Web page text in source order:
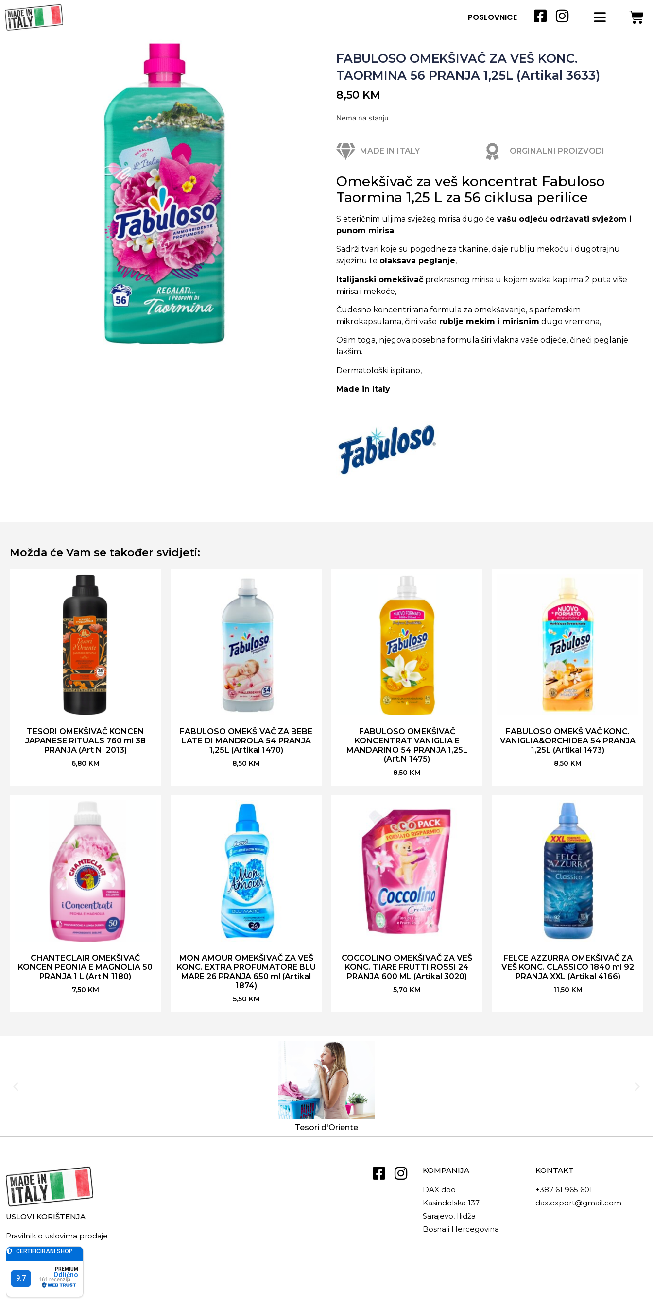
POSLOVNICE
FABULOSO OMEKŠIVAČ ZA VEŠ KONC.
TAORMINA 56 PRANJA 1,25L (Artikal 3633)
8,50 KM
Nema na stanju
MADE IN ITALY ORGINALNI PROIZVODI
Omekšivač za veš koncentrat Fabuloso
Taormina 1,25 L za 56 ciklusa perilice
S eteričnim uljima svježeg mirisa dugo će vašu odjeću održavati svježom i
punom mirisa,
Sadrži tvari koje su pogodne za tkanine, daje rublju mekoću i dugotrajnu
svježinu te olakšava peglanje,
Italijanski omekšivač prekrasnog mirisa u kojem svaka kap ima 2 puta više
mirisa i mekoće,
Čudesno koncentrirana formula za omekšavanje, s parfemskim
mikrokapsulama, čini vaše rublje mekim i mirisnim dugo vremena,
Osim toga, njegova posebna formula širi vlakna vaše odjeće, čineći peglanje
lakšim.
Dermatološki ispitano,
Made in Italy
Možda će Vam se također svidjeti:
TESORI OMEKŠIVAČ KONCEN
JAPANESE RITUALS 760 ml 38
PRANJA (Art N. 2013)
6,80 KM
FABULOSO OMEKŠIVAČ ZA BEBE
LATE DI MANDROLA 54 PRANJA
1,25L (Artikal 1470)
8,50 KM
FABULOSO OMEKŠIVAČ
KONCENTRAT VANIGLIA E
MANDARINO 54 PRANJA 1,25L
(Art.N 1475)
8,50 KM
FABULOSO OMEKŠIVAČ KONC.
VANIGLIA&ORCHIDEA 54 PRANJA
1,25L (Artikal 1473)
8,50 KM
CHANTECLAIR OMEKŠIVAČ
KONCEN PEONIA E MAGNOLIA 50
PRANJA 1 L (Art N 1180)
7,50 KM
MON AMOUR OMEKŠIVAČ ZA VEŠ
KONC. EXTRA PROFUMATORE BLU
MARE 26 PRANJA 650 ml (Artikal
1874)
5,50 KM
COCCOLINO OMEKŠIVAČ ZA VEŠ
KONC. TIARE FRUTTI ROSSI 24
PRANJA 600 ML (Artikal 3020)
5,70 KM
FELCE AZZURRA OMEKŠIVAČ ZA
VEŠ KONC. CLASSICO 1840 ml 92
PRANJA XXL (Artikal 4166)
11,50 KM
Tesori d'Oriente
USLOVI KORIŠTENJA
Pravilnik o uslovima prodaje
KOMPANIJA
DAX doo
Kasindolska 137
Sarajevo, Ilidža
Bosna i Hercegovina
KONTAKT
+387 61 965 601
dax.export@gmail.com